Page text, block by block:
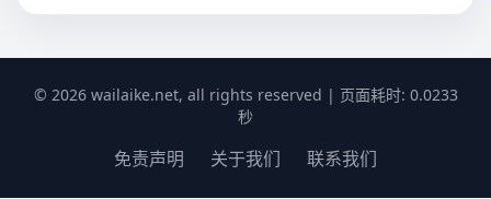
© 2026 wailaike.net, all rights reserved | 页面耗时: 0.0233
秒
免责声明 关于我们 联系我们